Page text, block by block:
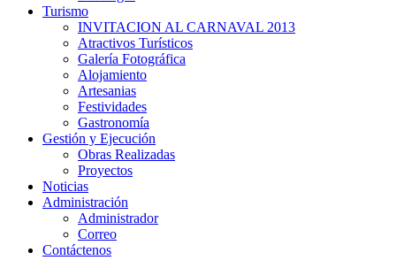
Turismo
INVITACION AL CARNAVAL 2013
Atractivos Turísticos
Galería Fotográfica
Alojamiento
Artesanias
Festividades
Gastronomía
Gestión y Ejecución
Obras Realizadas
Proyectos
Noticias
Administración
Administrador
Correo
Contáctenos